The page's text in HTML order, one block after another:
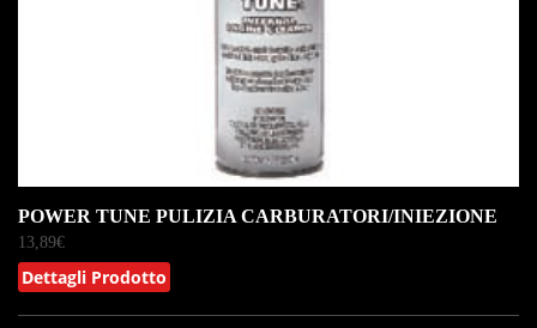
POWER TUNE PULIZIA CARBURATORI/INIEZIONE
13,89€
Dettagli Prodotto